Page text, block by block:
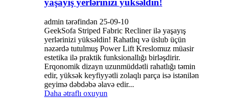
yaşayış yerlərinizi yüksəldin!
admin tərəfindən 25-09-10
GeekSofa Striped Fabric Recliner ilə yaşayış
yerlərinizi yüksəldin! Rahatlıq və üslub üçün
nəzərdə tutulmuş Power Lift Kreslomuz müasir
estetika ilə praktik funksionallığı birləşdirir.
Erqonomik dizayn uzunmüddətli rahatlığı təmin
edir, yüksək keyfiyyətli zolaqlı parça isə istənilən
geyimə dəbdəbə əlavə edir...
Daha ətraflı oxuyun